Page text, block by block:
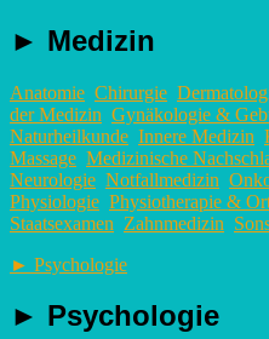
► Medizin
Anatomie Chirurgie
der Medizin Gynäkologie &
Naturheilkunde Innere Medizin
Massage Medizinische
Neurologie Notfallmedizin
Physiologie Physiotherapie &
Staatsexamen Zahnmedizin
► Psychologie
► Psychologie